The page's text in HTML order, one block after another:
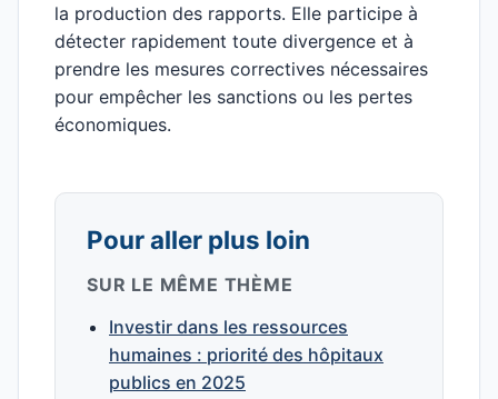
la production des rapports. Elle participe à
détecter rapidement toute divergence et à
prendre les mesures correctives nécessaires
pour empêcher les sanctions ou les pertes
économiques.
Pour aller plus loin
SUR LE MÊME THÈME
Investir dans les ressources
humaines : priorité des hôpitaux
publics en 2025